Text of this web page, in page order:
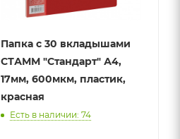
Папка с 30 вкладышами
СТАММ "Стандарт" А4,
17мм, 600мкм, пластик,
красная
Есть в наличии: 74